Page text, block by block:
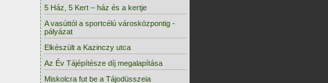
5 Ház, 5 Kert – ház és a kertje
A vasúttól a sportcélú városközpontig -
pályázat
Elkészült a Kazinczy utca
Az Év Tájépítésze díj megalapítása
Miskolcra fut be a Tájodüsszeia